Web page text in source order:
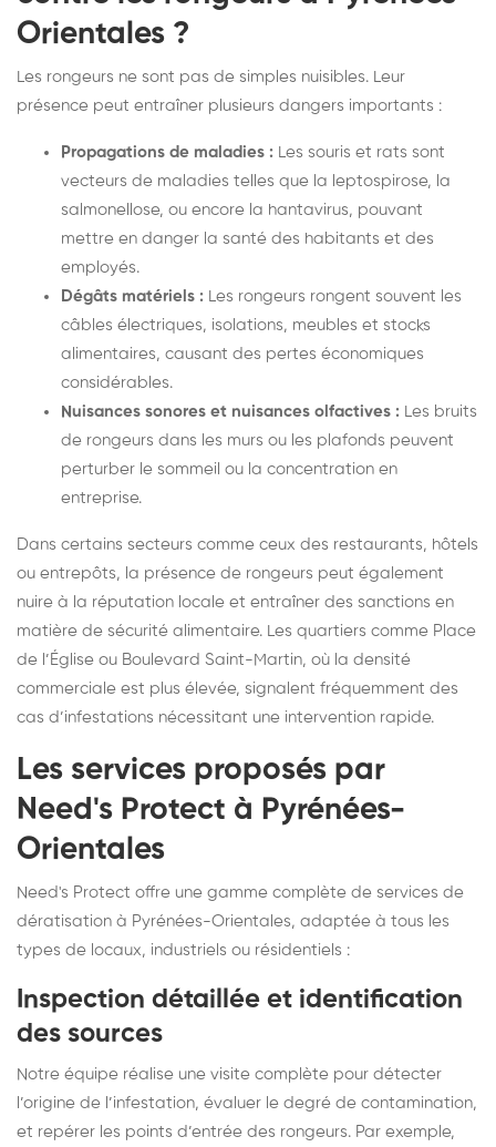
Orientales ?
Les rongeurs ne sont pas de simples nuisibles. Leur
présence peut entraîner plusieurs dangers importants :
Propagations de maladies : Les souris et rats sont
vecteurs de maladies telles que la leptospirose, la
salmonellose, ou encore la hantavirus, pouvant
mettre en danger la santé des habitants et des
employés.
Dégâts matériels : Les rongeurs rongent souvent les
câbles électriques, isolations, meubles et stocks
alimentaires, causant des pertes économiques
considérables.
Nuisances sonores et nuisances olfactives : Les bruits
de rongeurs dans les murs ou les plafonds peuvent
perturber le sommeil ou la concentration en
entreprise.
Dans certains secteurs comme ceux des restaurants, hôtels
ou entrepôts, la présence de rongeurs peut également
nuire à la réputation locale et entraîner des sanctions en
matière de sécurité alimentaire. Les quartiers comme Place
de l’Église ou Boulevard Saint-Martin, où la densité
commerciale est plus élevée, signalent fréquemment des
cas d’infestations nécessitant une intervention rapide.
Les services proposés par
Need's Protect à Pyrénées-
Orientales
Need's Protect offre une gamme complète de services de
dératisation à Pyrénées-Orientales, adaptée à tous les
types de locaux, industriels ou résidentiels :
Inspection détaillée et identification
des sources
Notre équipe réalise une visite complète pour détecter
l’origine de l’infestation, évaluer le degré de contamination,
et repérer les points d’entrée des rongeurs. Par exemple,